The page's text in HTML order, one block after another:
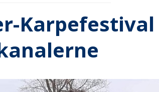
Karpefestival